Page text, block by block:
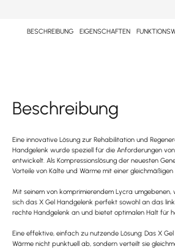
BESCHREIBUNG EIGENSCHAFTEN
Beschreibung
Eine innovative Lösung zur Rehabilitation und
Handgelenk wurde speziell für die Anforderungen
entwickelt. Als Kompressionslösung der neuesten
Vorteile von Kälte und Wärme mit einer
Mit seinem von komprimierendem Lycra umgebenen,
sich das X Gel Handgelenk perfekt sowohl an das
rechte Handgelenk an und bietet optimalen Halt für
Eine effektive, einfach zu nutzende Lösung: Das X
Wärme nicht punktuell ab, sondern verteilt sie